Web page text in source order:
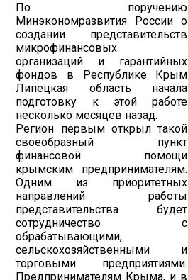
По поручению
Минэкономразвития России о
создании представительств
микрофинансовых
организаций и гарантийных
фондов в Республике Крым
Липецкая область начала
подготовку к этой работе
несколько месяцев назад.
Регион первым открыл такой
своеобразный пункт
финансовой помощи
крымским предпринимателям.
Одним из приоритетных
направлений работы
представительства будет
сотрудничество с
обрабатывающими,
сельскохозяйственными и
торговыми предприятиями.
Предпринимателям Крыма, и в